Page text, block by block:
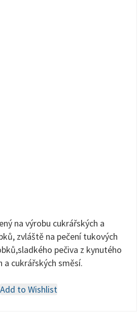
na výrobu cukrářských a
zvláště na pečení tukových
pečiva z kynutého
a cukrářských směsí.
Add to Wishlist